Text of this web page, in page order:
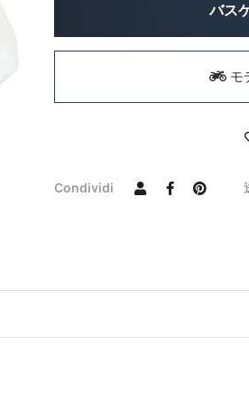
バス
モ
Condividi